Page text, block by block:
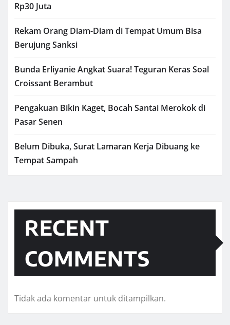
Rp30 Juta
Rekam Orang Diam-Diam di Tempat Umum Bisa
Berujung Sanksi
Bunda Erliyanie Angkat Suara! Teguran Keras Soal
Croissant Berambut
Pengakuan Bikin Kaget, Bocah Santai Merokok di
Pasar Senen
Belum Dibuka, Surat Lamaran Kerja Dibuang ke
Tempat Sampah
RECENT
COMMENTS
Tidak ada komentar untuk ditampilkan.